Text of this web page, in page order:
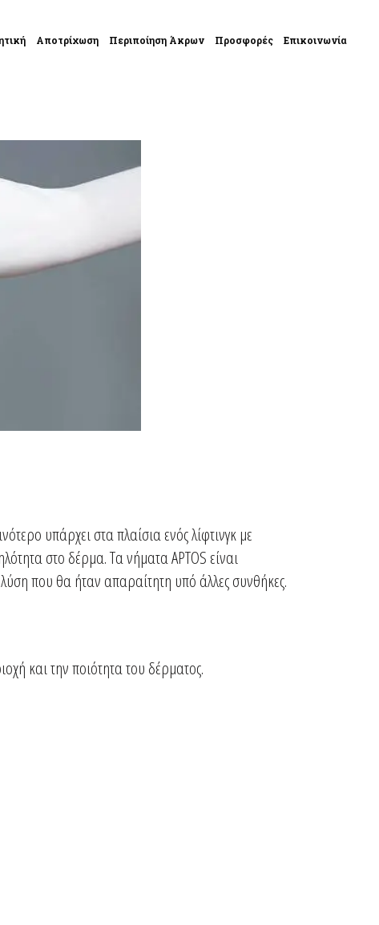
Αποτρίχωση Περιποίηση Άκρων Προσφορές Επικοινωνία
υπάρχει στα πλαίσια ενός λίφτινγκ με
στο δέρμα. Τα νήματα APTOS είναι
λύση που θα ήταν απαραίτητη υπό άλλες συνθήκες.
και την ποιότητα του δέρματος.